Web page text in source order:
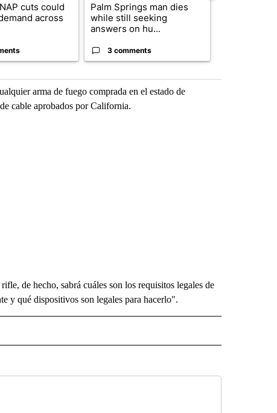
cuts could
across
Palm Springs man dies
while still seeking
answers on hu...
3 comments
arma de fuego comprada en el estado de
cable aprobados por California.
de hecho, sabrá cuáles son los requisitos legales de
y qué dispositivos son legales para hacerlo".
TO RECEIVE NOTIFICATIONS ABOUT NEW PAGES ON "KUNAMUNDO".